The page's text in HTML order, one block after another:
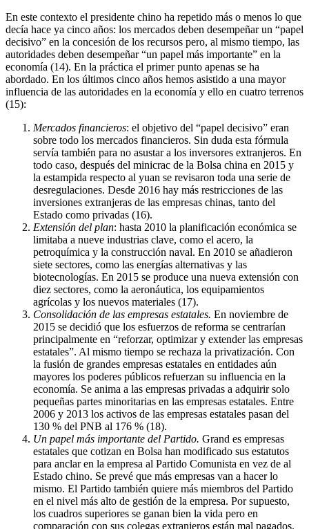
En este contexto el presidente chino ha repetido más o menos lo que
decía hace ya cinco años: los mercados deben desempeñar un “papel
decisivo” en la concesión de los recursos pero, al mismo tiempo, las
autoridades deben desempeñar “un papel más importante” en la
economía (14). En la práctica el primer punto apenas se ha
abordado. En los últimos cinco años hemos asistido a una mayor
influencia de las autoridades en la economía y ello en cuatro terrenos
(15):
Mercados financieros: el objetivo del “papel decisivo” eran
sobre todo los mercados financieros. Sin duda esta fórmula
servía también para no asustar a los inversores extranjeros. En
todo caso, después del minicrac de la Bolsa china en 2015 y
la estampida respecto al yuan se revisaron toda una serie de
desregulaciones. Desde 2016 hay más restricciones de las
inversiones extranjeras de las empresas chinas, tanto del
Estado como privadas (16).
Extensión del plan: hasta 2010 la planificación económica se
limitaba a nueve industrias clave, como el acero, la
petroquímica y la construcción naval. En 2010 se añadieron
siete sectores, como las energías alternativas y las
biotecnologías. En 2015 se produce una nueva extensión con
diez sectores, como la aeronáutica, los equipamientos
agrícolas y los nuevos materiales (17).
Consolidación de las empresas estatales. En noviembre de
2015 se decidió que los esfuerzos de reforma se centrarían
principalmente en “reforzar, optimizar y extender las empresas
estatales”. Al mismo tiempo se rechaza la privatización. Con
la fusión de grandes empresas estatales en entidades aún
mayores los poderes públicos refuerzan su influencia en la
economía. Se anima a las empresas privadas a adquirir solo
pequeñas partes minoritarias en las empresas estatales. Entre
2006 y 2013 los activos de las empresas estatales pasan del
130 % del PNB al 176 % (18).
Un papel más importante del Partido. Grand es empresas
estatales que cotizan en Bolsa han modificado sus estatutos
para anclar en la empresa al Partido Comunista en vez de al
Estado chino. Se prevé que más empresas van a hacer lo
mismo. El Partido también quiere más miembros del Partido
en el nivel más alto de gestión de la empresa. Por supuesto,
los cuadros superiores se ganan bien la vida pero en
comparación con sus colegas extranjeros están mal pagados.